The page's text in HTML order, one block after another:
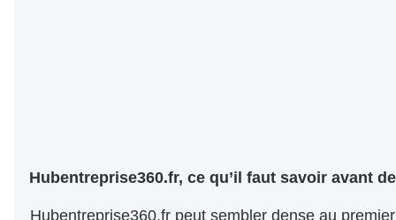
Hubentreprise360.fr, ce qu’il faut savoir avant
Hubentreprise360.fr peut sembler dense au